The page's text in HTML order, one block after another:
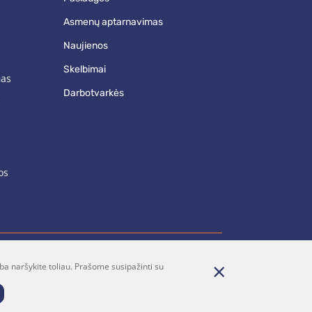
asmenų aptarnavimas
naujienos
skelbimai
darbotvarkės
Parašykite mums
naršykite toliau. Prašome susipažinti su